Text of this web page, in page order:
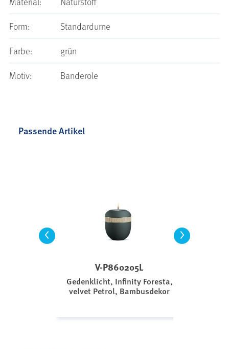
Form:
Standardurne
Farbe:
grün
Motiv:
Banderole
Passende Artikel
<
V-P860205L
Gedenklicht, Infinity Foresta,
velvet Petrol, Bambusdekor
>